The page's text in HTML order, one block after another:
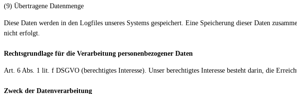
(9) Übertragene Datenmenge
Diese Daten werden in den Logfiles unseres Systems gespeichert. Eine Speicherung dieser Daten
nicht erfolgt.
Rechtsgrundlage für die Verarbeitung personenbezogener Daten
Art. 6 Abs. 1 lit. f DSGVO (berechtigtes Interesse). Unser berechtigtes Interesse besteht darin, die
Zweck der Datenverarbeitung